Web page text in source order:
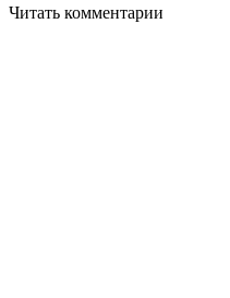
Читать комментарии